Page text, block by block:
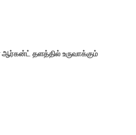
தளத்தில் உருவாக்கும்